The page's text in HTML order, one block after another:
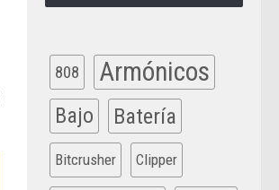
808 Armónicos
Bajo Batería
Bitcrusher Clipper